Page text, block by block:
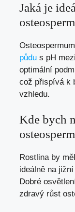
Jaká je
Osteospermum
půdu s pH
optimální
což přispívá k
vzhledu.
Kde bych
Rostlina by
ideálně na
Dobré
zdravý růst